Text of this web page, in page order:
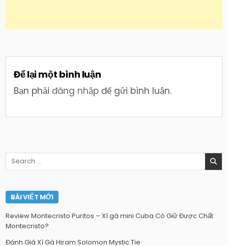
Để lại một bình luận
Bạn phảiđăng nhập để gửi bình luận.
Search
BÀI VIẾT MỚI
Review Montecristo Puritos – Xì gà mini Cuba Có Giữ Được Chất
Montecristo?
Đánh Giá Xì Gà Hiram Solomon Mystic Tie